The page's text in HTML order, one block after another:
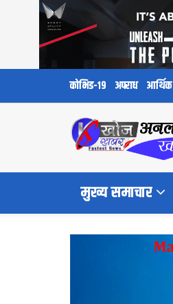
कोभिड-१९ अपराध आर्थिक
मुख्य समाचार